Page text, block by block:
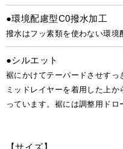
●環境配慮型C0撥水加工
撥水はフッ素類を使わない環境
●シルエット
裾にかけてテーパードさせす
ミッドレイヤーを着用した上
っています。裾には調整用ドロ